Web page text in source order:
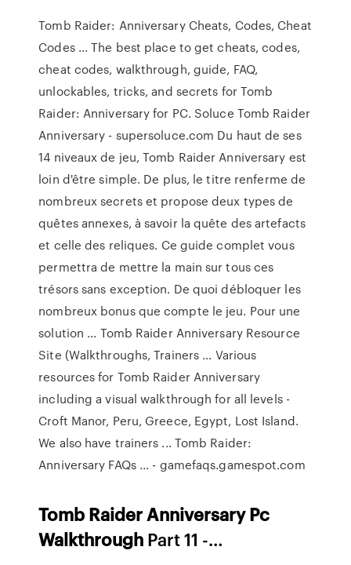
Tomb Raider: Anniversary Cheats, Codes, Cheat
Codes ... The best place to get cheats, codes,
cheat codes, walkthrough, guide, FAQ,
unlockables, tricks, and secrets for Tomb
Raider: Anniversary for PC. Soluce Tomb Raider
Anniversary - supersoluce.com Du haut de ses
14 niveaux de jeu, Tomb Raider Anniversary est
loin d'être simple. De plus, le titre renferme de
nombreux secrets et propose deux types de
quêtes annexes, à savoir la quête des artefacts
et celle des reliques. Ce guide complet vous
permettra de mettre la main sur tous ces
trésors sans exception. De quoi débloquer les
nombreux bonus que compte le jeu. Pour une
solution ... Tomb Raider Anniversary Resource
Site (Walkthroughs, Trainers ... Various
resources for Tomb Raider Anniversary
including a visual walkthrough for all levels -
Croft Manor, Peru, Greece, Egypt, Lost Island.
We also have trainers ... Tomb Raider:
Anniversary FAQs ... - gamefaqs.gamespot.com
Tomb RaiderAnniversaryPc
Walkthrough Part 11 -…